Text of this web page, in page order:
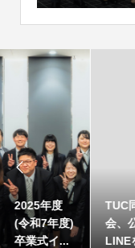

2025年度
(令和7年度)
卒業式イ...
TUC
会、
LINE